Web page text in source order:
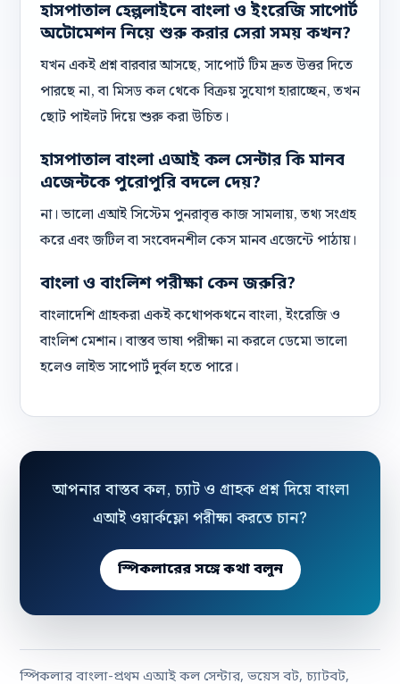
হাসপাতাল হেল্পলাইনে বাংলা ও ইংরেজি সাপোর্ট
অটোমেশন নিয়ে শুরু করার সেরা সময় কখন?
যখন একই প্রশ্ন বারবার আসছে, সাপোর্ট টিম দ্রুত উত্তর দিতে
পারছে না, বা মিসড কল থেকে বিক্রয় সুযোগ হারাচ্ছেন, তখন
ছোট পাইলট দিয়ে শুরু করা উচিত।
হাসপাতাল বাংলা এআই কল সেন্টার কি মানব
এজেন্টকে পুরোপুরি বদলে দেয়?
না। ভালো এআই সিস্টেম পুনরাবৃত্ত কাজ সামলায়, তথ্য সংগ্রহ
করে এবং জটিল বা সংবেদনশীল কেস মানব এজেন্টে পাঠায়।
বাংলা ও বাংলিশ পরীক্ষা কেন জরুরি?
বাংলাদেশি গ্রাহকরা একই কথোপকথনে বাংলা, ইংরেজি ও
বাংলিশ মেশান। বাস্তব ভাষা পরীক্ষা না করলে ডেমো ভালো
হলেও লাইভ সাপোর্ট দুর্বল হতে পারে।
আপনার বাস্তব কল, চ্যাট ও গ্রাহক প্রশ্ন দিয়ে বাংলা
এআই ওয়ার্কফ্লো পরীক্ষা করতে চান?
স্পিকলারের সঙ্গে কথা বলুন
স্পিকলার বাংলা-প্রথম এআই কল সেন্টার, ভয়েস বট, চ্যাটবট,